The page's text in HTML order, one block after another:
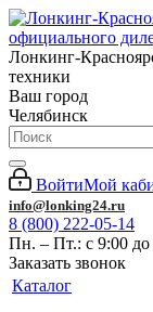
Лонкинг-
техники
Ваш город
Челябинск
ВойтиМой
info@lonking24.ru
8 (800) 222-05-14
Пн. – Пт.: с 9:00 до
Заказать звонок
Каталог